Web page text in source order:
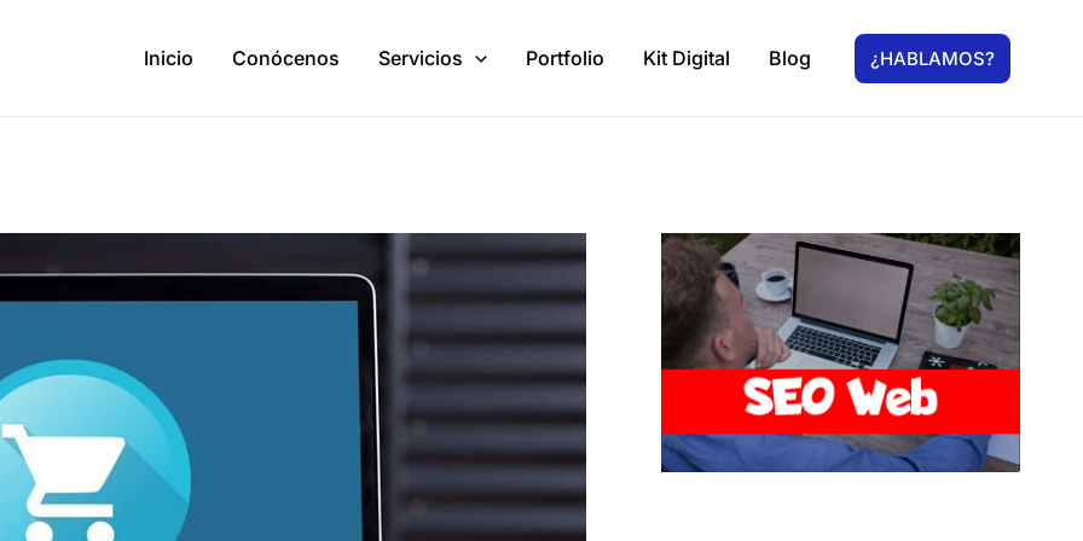
Inicio Conócenos Servicios Portfolio Kit Digital Blog ¿HABLAMOS?